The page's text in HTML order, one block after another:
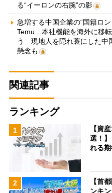
る“イーロンの右腕”の影
急増する中国企業の“国籍ロ
Temu…本社機能を海外に移
う 現地人を隠れ蓑にした中
懸念も
関連記事
ランキング
1
【資
選！
れる
2
【首
ンキ